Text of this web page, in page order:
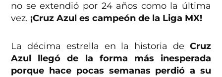
no se extendió por 24 años como la última
vez. ¡Cruz Azul es campeón de la Liga MX!
La décima estrella en la historia de Cruz
Azul llegó de la forma más inesperada
porque hace pocas semanas perdió a su